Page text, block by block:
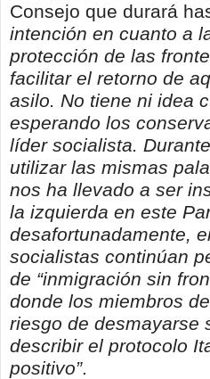
Consejo que durará
intención en cuanto a
protección de las
facilitar el retorno de
asilo. No tiene ni idea
esperando los
líder socialista.
utilizar las mismas
nos ha llevado a ser
la izquierda en este
desafortunadamente,
socialistas continúan
de “inmigración sin
donde los miembros
riesgo de desmayarse
describir el protocolo
positivo”.